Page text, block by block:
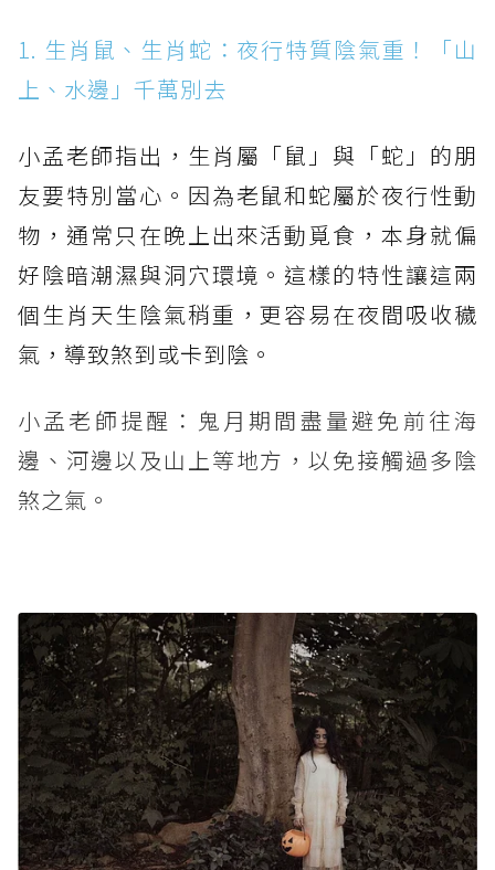
1. 生肖鼠、生肖蛇：夜行特質陰氣重！「山
上、水邊」千萬別去
小孟老師指出，生肖屬「鼠」與「蛇」的朋
友要特別當心。因為老鼠和蛇屬於夜行性動
物，通常只在晚上出來活動覓食，本身就偏
好陰暗潮濕與洞穴環境。這樣的特性讓這兩
個生肖天生陰氣稍重，更容易在夜間吸收穢
氣，導致煞到或卡到陰。
小孟老師提醒：鬼月期間盡量避免前往海
邊、河邊以及山上等地方，以免接觸過多陰
煞之氣。